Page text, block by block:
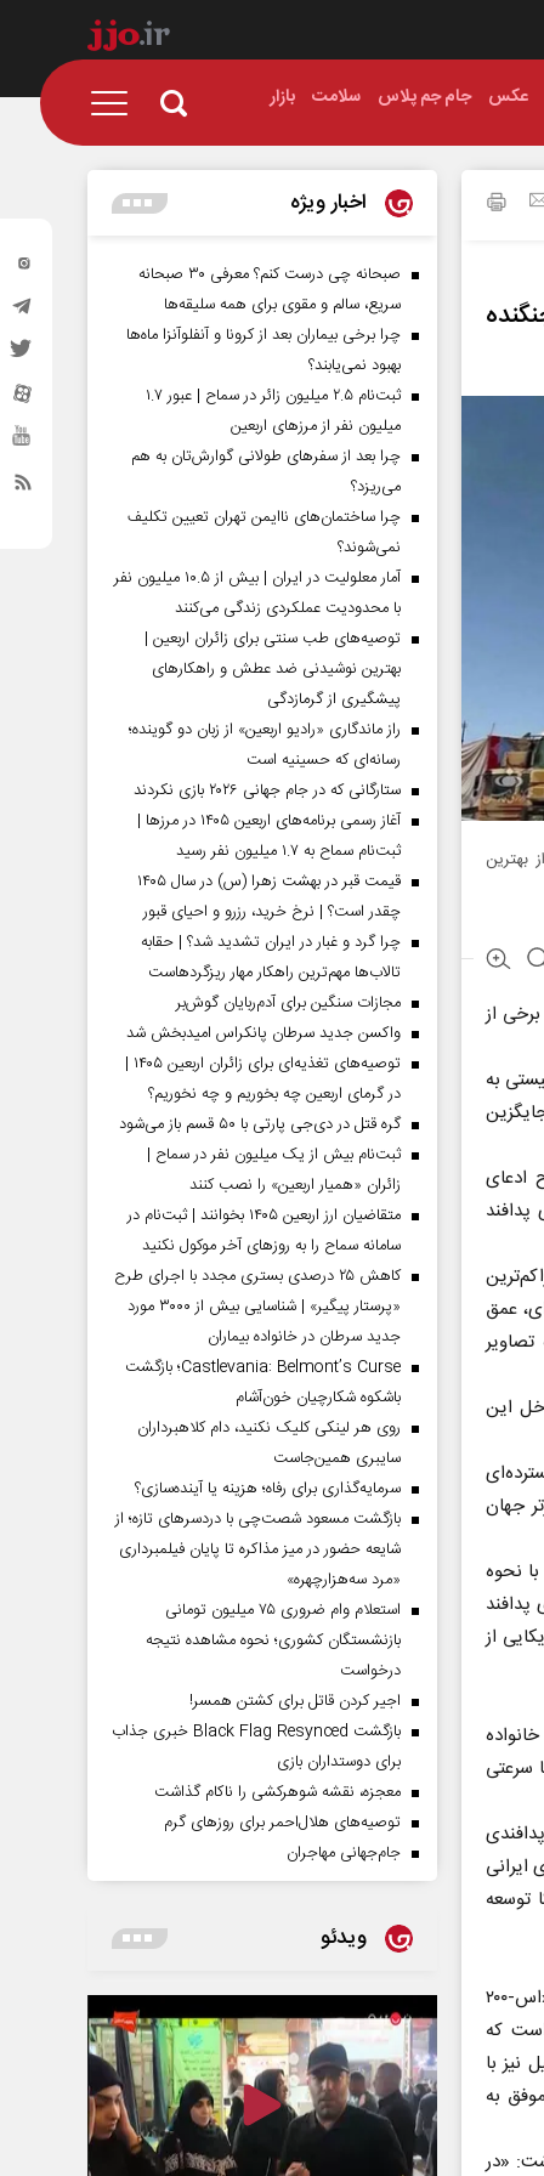
عکس جام جم پلاس سلامت بازار
بهترین
از
به
ادعای
عمق
این
جهان
نحوه
پدافند
از
۳ و صیاد ۴ می‌توانند با سرعتی
پدافندی
ایرانی
توسعه
کالکالیست همچنین به اس-۲۰۰‌های توسعه یافته توسط ایران اشاره کرد و نوشت: «اس-۲۰۰
که
نیز با
موفق به
«در
اخبار ویژه
صبحانه چی درست کنم؟ معرفی ۳۰ صبحانه
سریع، سالم و مقوی برای همه سلیقه‌ها
چرا برخی بیماران بعد از کرونا و آنفلوآنزا ماه‌ها
بهبود نمی‌یابند؟
ثبت‌نام ۲.۵ میلیون زائر در سماح | عبور ۱.۷
میلیون نفر از مرز‌های اربعین
چرا بعد از سفرهای طولانی گوارش‌تان به هم
می‌ریزد؟
چرا ساختمان‌های ناایمن تهران تعیین تکلیف
نمی‌شوند؟
آمار معلولیت در ایران | بیش از ۱۰.۵ میلیون نفر
با محدودیت عملکردی زندگی می‌کنند
توصیه‌های طب سنتی برای زائران اربعین |
بهترین نوشیدنی ضد عطش و راهکارهای
پیشگیری از گرمازدگی
راز ماندگاری «رادیو اربعین» از زبان دو گوینده؛
رسانه‌ای که حسینیه است
ستارگانی که در جام جهانی ۲۰۲۶ بازی نکردند
آغاز رسمی برنامه‌های اربعین ۱۴۰۵ در مرز‌ها |
ثبت‌نام سماح به ۱.۷ میلیون نفر رسید
قیمت قبر در بهشت زهرا (س) در سال ۱۴۰۵
چقدر است؟ | نرخ خرید، رزرو و احیای قبور
چرا گرد و غبار در ایران تشدید شد؟ | حقابه
تالاب‌ها مهم‌ترین راهکار مهار ریزگردهاست
مجازات سنگین برای آدم‌ربایان گوش‌بر
واکسن جدید سرطان پانکراس امیدبخش شد
توصیه‌های تغذیه‌ای برای زائران اربعین ۱۴۰۵ |
در گرمای اربعین چه بخوریم و چه نخوریم؟
گره قتل در دی‌جی پارتی با ۵۰ قسم باز می‌شود
ثبت‌نام بیش از یک میلیون نفر در سماح |
زائران «همیار اربعین» را نصب کنند
متقاضیان ارز اربعین ۱۴۰۵ بخوانند | ثبت‌نام در
سامانه سماح را به روز‌های آخر موکول نکنید
کاهش ۲۵ درصدی بستری مجدد با اجرای طرح
«پرستار پیگیر» | شناسایی بیش از ۳۰۰۰ مورد
جدید سرطان در خانواده بیماران
Castlevania: Belmont’s Curse؛ بازگشت
باشکوه شکارچیان خون‌آشام
روی هر لینکی کلیک نکنید، دام کلاهبرداران
سایبری همین‌جاست
سرمایه‌گذاری برای رفاه؛ هزینه یا آینده‌سازی؟
بازگشت مسعود شصت‌چی با دردسر‌های تازه؛ از
شایعه حضور در میز مذاکره تا پایان فیلمبرداری
«مرد سه‌هزارچهره»
استعلام وام ضروری ۷۵ میلیون تومانی
بازنشستگان کشوری؛ نحوه مشاهده نتیجه
درخواست
اجیر کردن قاتل برای کشتن همسر!
بازگشت Black Flag Resynced خبری جذاب
برای دوستداران بازی
معجزه، نقشه شوهرکشی را ناکام گذاشت
توصیه‌های هلال‌احمر برای روز‌های گرم
جام‌جهانی مهاجران
ویدئو